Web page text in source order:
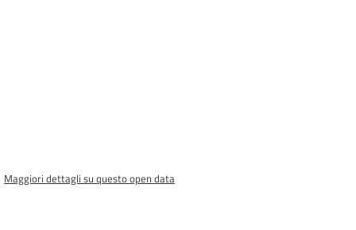
Maggiori dettagli su questo open data